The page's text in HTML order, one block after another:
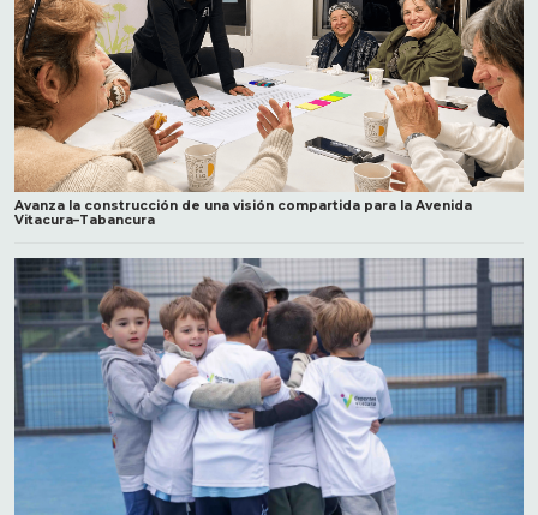
Avanza la construcción de una visión compartida para la Avenida
Vitacura–Tabancura